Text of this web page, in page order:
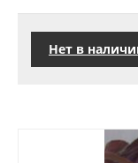
Нет в